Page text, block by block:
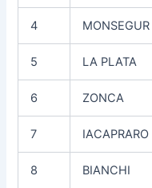
4 MONSEGUR
5 LA PLATA
6 ZONCA
7 IACAPRARO
8 BIANCHI